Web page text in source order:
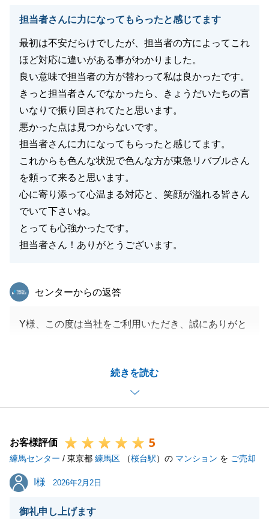
担当者さんに力になってもらったと感じてます
最初は不安だらけでしたが、担当者の方によってこれ
ほど対応に違いがある事がわかりました。
良い意味で担当者の方が替わって私は良かったです。
きっと担当者さんでなかったら、きょうだいたちの言
いなりで振り回されてたと思います。
悪かった点は見つからないです。
担当者さんに力になってもらったと感じてます。
これからも色んな状況で色んな方が東急リバブルさん
を頼って来ると思います。
心に寄り添って心温まる対応と、笑顔が溢れる皆さん
でいて下さいね。
とっても心強かったです。
担当者さん！ありがとうございます。
続きを読む
東急リバブル
センターからの返答
Y様、この度は当社をご利用いただき、誠にありがと
渡しが完了でき、嬉しく思います。
また何かお力になれますことがありましたら、いつで
もお気軽にご相談下さいませ。
閉じる
お客様評価 5
練馬センター / 東京都 練馬区 （桜台駅）の マンション を ご売却
I様
I様 2026年2月2日
御礼申し上げます